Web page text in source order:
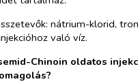
nátrium-klorid,
való víz.
Chinoin oldatos